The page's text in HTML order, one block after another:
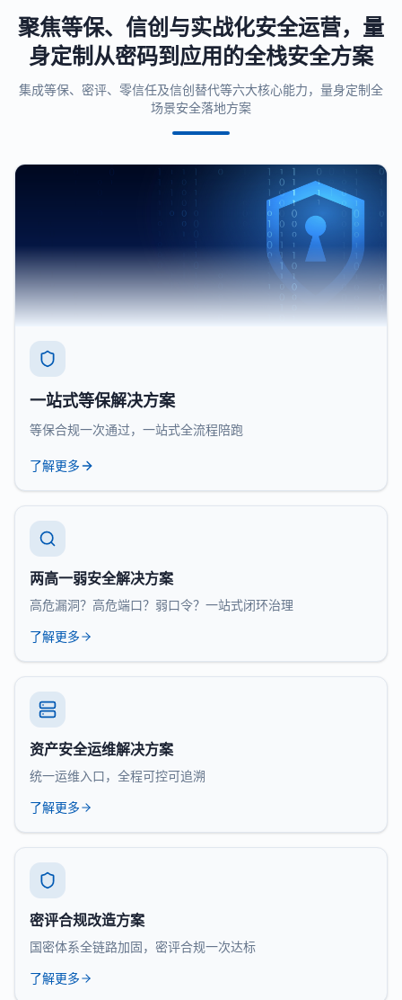
聚焦等保、信创与实战化安全运营，量
身定制从密码到应用的全栈安全方案
集成等保、密评、零信任及信创替代等六大核心能力，量身定制全
场景安全落地方案
一站式等保解决方案
等保合规一次通过，一站式全流程陪跑
了解更多
两高一弱安全解决方案
高危漏洞？高危端口？弱口令？一站式闭环治理
了解更多
资产安全运维解决方案
统一运维入口，全程可控可追溯
了解更多
密评合规改造方案
国密体系全链路加固，密评合规一次达标
了解更多